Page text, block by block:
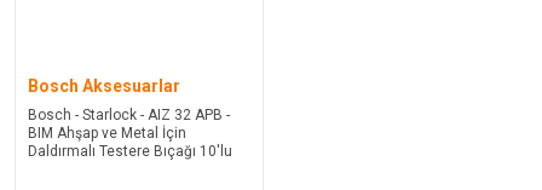
Bosch Aksesuarlar
Bosch - Starlock - AIZ 32 APB -
BIM Ahşap ve Metal İçin
Daldırmalı Testere Bıçağı 10'lu